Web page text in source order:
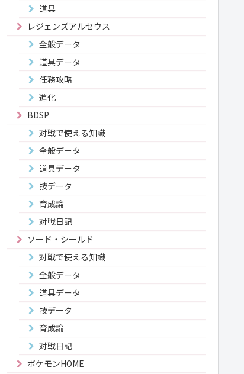
道具
レジェンズアルセウス
全般データ
道具データ
任務攻略
進化
BDSP
対戦で使える知識
全般データ
道具データ
技データ
育成論
対戦日記
ソード・シールド
対戦で使える知識
全般データ
道具データ
技データ
育成論
対戦日記
ポケモンHOME